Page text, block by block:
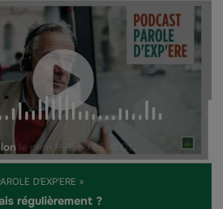
D’EXP’ERE »
régulièrement ?